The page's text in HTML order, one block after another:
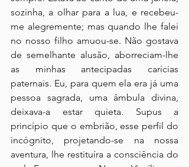
sozinha, a olhar para a lua, e recebeu-
me alegremente; mas quando lhe falei
no nosso filho amuou-se. Não gostava
de semelhante alusão, aborreciam-lhe
as minhas antecipadas carícias
paternais. Eu, para quem ela era já uma
pessoa sagrada, uma âmbula divina,
deixava-a estar quieta. Supus a
princípio que o embrião, esse perfil do
incógnito, projetando-se na nossa
aventura, lhe restituíra a consciência do